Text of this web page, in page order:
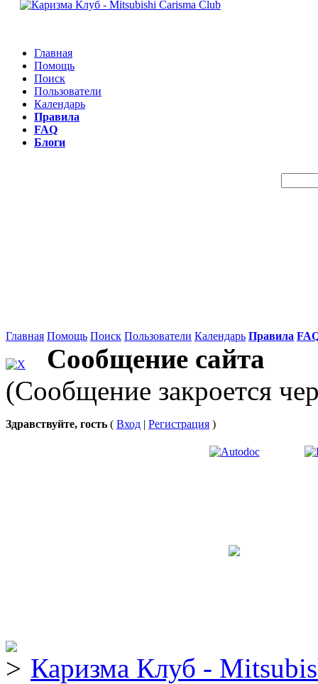
Главная
Помощь
Поиск
Пользователи
Календарь
Правила
FAQ
Блоги
Главная Помощь Поиск Пользователи Календарь Правила
Сообщение сайта
(Сообщение закроется
Здравствуйте, гость ( Вход | Регистрация )
Каризма Клуб -